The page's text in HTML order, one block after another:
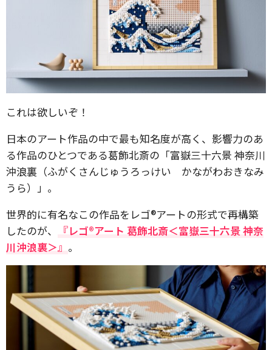
これは欲しいぞ！
日本のアート作品の中で最も知名度が高く、影響力のあ
る作品のひとつである葛飾北斎の「富嶽三十六景 神奈川
沖浪裏（ふがくさんじゅうろっけい かながわおきなみ
うら）」。
世界的に有名なこの作品をレゴ®アートの形式で再構築
したのが、
『レゴ®アート 葛飾北斎＜富嶽三十六景 神奈
川沖浪裏＞』 。